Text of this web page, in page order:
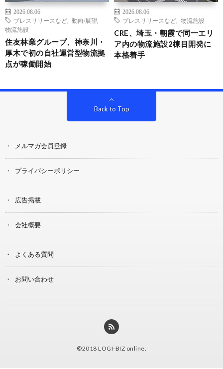
2026.08.06
プレスリリースなど
動向/展望
物流施設
住友林業グループ、神奈川・
厚木で初の自社運営型物流拠
点が稼働開始
2026.08.06
プレスリリースなど
物流施設
CRE、埼玉・朝霞で同一エリ
ア内の物流施設2棟目開発に
本格着手
Back to Top
メルマガ会員登録
プライバシーポリシー
広告掲載
会社概要
よくある質問
お問い合わせ
©2018 LOGI-BIZ online.